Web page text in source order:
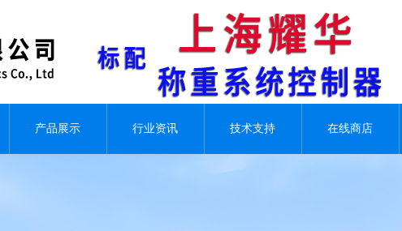
产品展示 行业资讯 技术支持 在线商店